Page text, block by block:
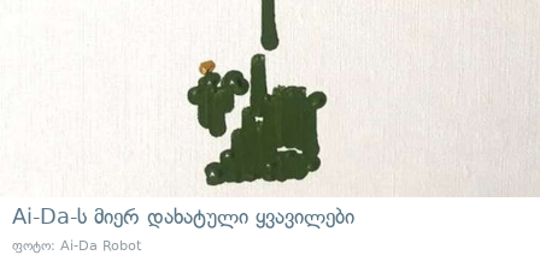
Ai-Da-ს მიერ დახატული ყვავილები
ფოტო: Ai-Da Robot